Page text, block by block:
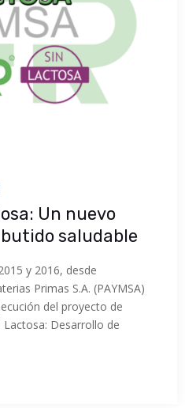
Un nuevo
saludable
y 2016, desde
Primas S.A. (PAYMSA)
del proyecto de
Lactosa: Desarrollo de